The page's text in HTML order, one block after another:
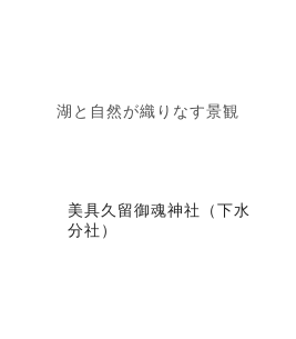
湖と自然が織りなす景観
美具久留御魂神社（下水
分社）